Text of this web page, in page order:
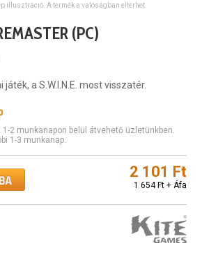
illusztráció. A termék a valóságban eltérhet.
(PC)
a S.W.I.N.E. most visszatér.
2 munkanapon belül átvehető üzletünkben.
1-3 munkanap.
2 101 Ft
1 654 Ft + Áfa